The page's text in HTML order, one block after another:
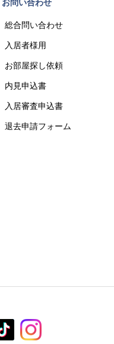
お問い合わせ
総合問い合わせ
入居者様用
お部屋探し依頼
内見申込書
入居審査申込書
退去申請フォーム